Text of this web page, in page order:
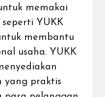
memakai
YUKK
membantu
usaha. YUKK
yang praktis